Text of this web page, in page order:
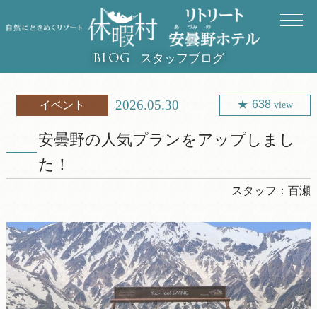
BLOG スタッフブログ
イベント 2026.05.30 638 view
安曇野の人気プランをアップしまし
た！
スタッフ：百瀬